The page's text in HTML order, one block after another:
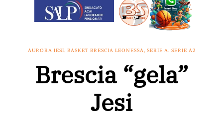
AURORA JESI, BASKET BRESCIA LEONESSA, SERIE A, SERIE A2
Brescia “gela”
Jesi